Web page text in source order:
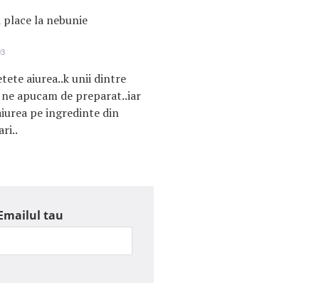
la nebunie
aiurea..k unii dintre
apucam de preparat..iar
pe ingredinte din
tau